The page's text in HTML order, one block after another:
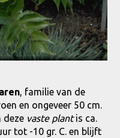
, familie van de
en ongeveer 50 cm.
deze vaste plantis ca.
tot -10 gr. C. en blijft